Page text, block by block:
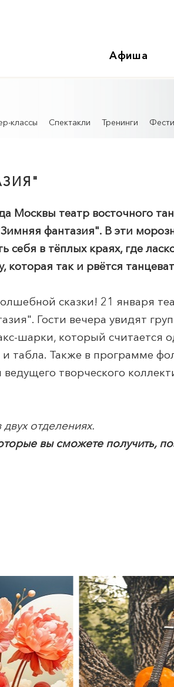
Афиша
классы Спектакли Тренинги
Москвы театр восточного
фантазия". В эти
себя в тёплых краях, где
которая так и рвётся
сказки! 21 января
Гости вечера увидят
шарки, который считается
табла. Также в программе
творческого
отделениях.
вы сможете получить,